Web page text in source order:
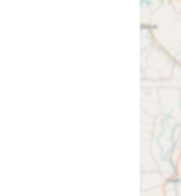
제공되거나에서 화장실 이용시간
비를 절약할 수 있지만 가장 편안
유형에 따라 다릅니다. 일부 단
있으므로 추가 비용을 투자하고
비행기로 갈 수 없는 여행지로 가
때때로 철도 여행과는 반대로
인에 많은 시간이 걸리지 않습니